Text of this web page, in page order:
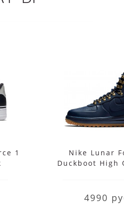
1
Nike Lunar
Duckboot High
4990